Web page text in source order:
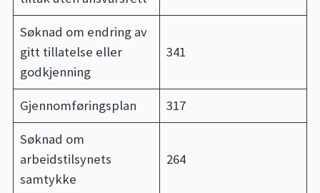
Søknad om endring av
gitt tillatelse eller
godkjenning
341
Gjennomføringsplan 317
Søknad om
arbeidstilsynets
samtykke
264